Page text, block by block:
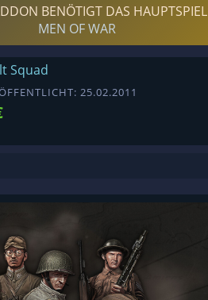
BENÖTIGT DAS HAUPTSPIEL
MEN OF WAR
Squad
25.02.2011